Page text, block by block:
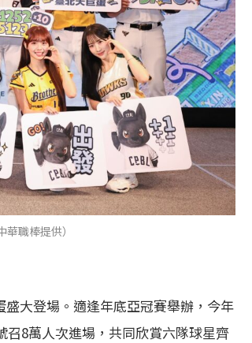
職棒提供）
大登場。適逢年底亞冠賽舉辦，今年
召8萬人次進場，共同欣賞六隊球星齊